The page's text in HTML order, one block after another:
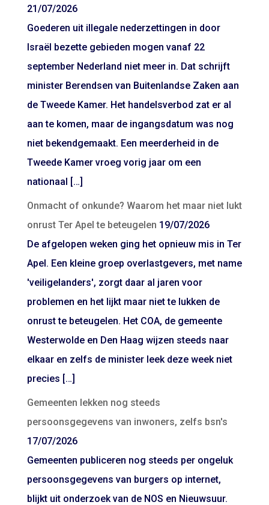
21/07/2026
Goederen uit illegale nederzettingen in door
Israël bezette gebieden mogen vanaf 22
september Nederland niet meer in. Dat schrijft
minister Berendsen van Buitenlandse Zaken aan
de Tweede Kamer. Het handelsverbod zat er al
aan te komen, maar de ingangsdatum was nog
niet bekendgemaakt. Een meerderheid in de
Tweede Kamer vroeg vorig jaar om een
nationaal […]
Onmacht of onkunde? Waarom het maar niet lukt
onrust Ter Apel te beteugelen 19/07/2026
De afgelopen weken ging het opnieuw mis in Ter
Apel. Een kleine groep overlastgevers, met name
'veiligelanders', zorgt daar al jaren voor
problemen en het lijkt maar niet te lukken de
onrust te beteugelen. Het COA, de gemeente
Westerwolde en Den Haag wijzen steeds naar
elkaar en zelfs de minister leek deze week niet
precies […]
Gemeenten lekken nog steeds
persoonsgegevens van inwoners, zelfs bsn's
17/07/2026
Gemeenten publiceren nog steeds per ongeluk
persoonsgegevens van burgers op internet,
blijkt uit onderzoek van de NOS en Nieuwsuur.